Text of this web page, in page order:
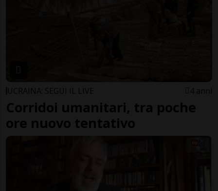
UCRAINA: SEGUI IL LIVE 4 anni
Corridoi umanitari, tra poche
ore nuovo tentativo